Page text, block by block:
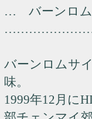
… バーンロ
バーンロムサ
味。
1999年12月に